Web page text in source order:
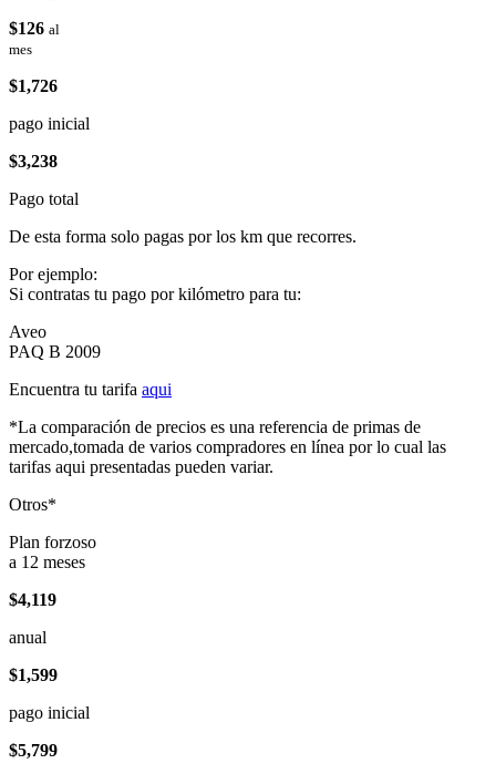
$126 al
mes
$1,726
pago inicial
$3,238
Pago total
De esta forma solo pagas por los km que recorres.
Por ejemplo:
Si contratas tu pago por kilómetro para tu:
Aveo
PAQ B 2009
Encuentra tu tarifa aqui
*La comparación de precios es una referencia de primas de
mercado,tomada de varios compradores en línea por lo cual las
tarifas aqui presentadas pueden variar.
Otros*
Plan forzoso
a 12 meses
$4,119
anual
$1,599
pago inicial
$5,799